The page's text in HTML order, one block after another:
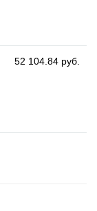
52 104.84 руб.